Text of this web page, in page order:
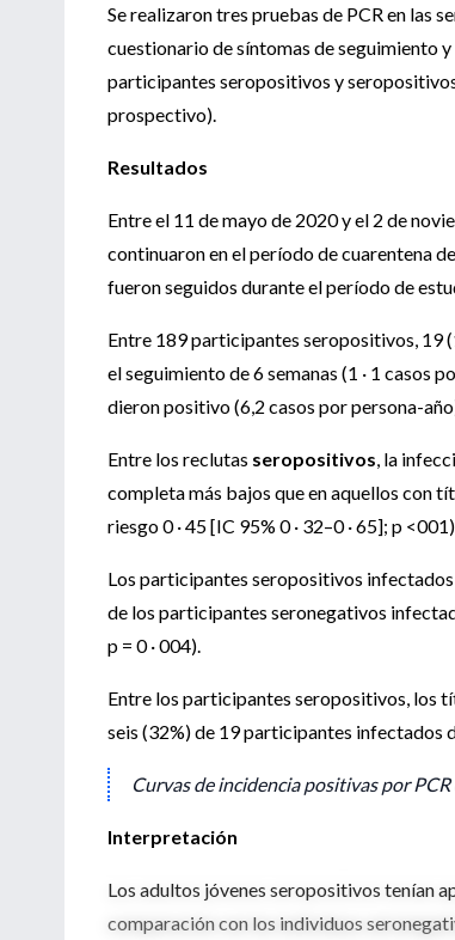
Se realizaron tres pruebas de PCR en las
cuestionario de síntomas de seguimiento
participantes seropositivos y
prospectivo).
Resultados
Entre el 11 de mayo de 2020 y el 2 de
continuaron en el período de cuarentena
fueron seguidos durante el período de
Entre 189 participantes seropositivos, 19
el seguimiento de 6 semanas (1 · 1 casos
dieron positivo (6,2 casos por persona-
Entre los reclutas seropositivos , la
completa más bajos que en aquellos con
riesgo 0 · 45 [IC 95% 0 · 32–0 · 65]; p <001).
Los participantes seropositivos
de los participantes seronegativos
p = 0 · 004).
Entre los participantes seropositivos, los
seis (32%) de 19 participantes infectados
Curvas de incidencia positivas por
Interpretación
Los adultos jóvenes seropositivos tenían
comparación con los individuos